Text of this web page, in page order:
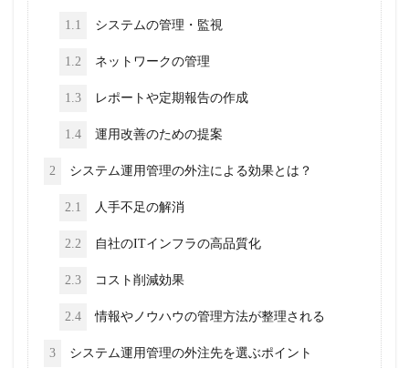
1.1 システムの管理・監視
1.2 ネットワークの管理
1.3 レポートや定期報告の作成
1.4 運用改善のための提案
2 システム運用管理の外注による効果とは？
2.1 人手不足の解消
2.2 自社のITインフラの高品質化
2.3 コスト削減効果
2.4 情報やノウハウの管理方法が整理される
3 システム運用管理の外注先を選ぶポイント